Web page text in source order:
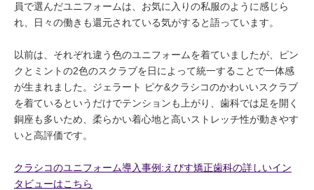
員で選んだユニフォームは、お気に入りの私服のように感じら
れ、日々の働きも還元されている気がすると語っています。
以前は、それぞれ違う色のユニフォームを着ていましたが、ピン
クとミントの2色のスクラブを日によって統一することで一体感
が生まれました。ジェラート ピケ&クラシコのかわいいスクラブ
を着ているというだけでテンションも上がり、歯科では足を開く
銅座も多いため、柔らかい着心地と高いストレッチ性が動きやす
いと高評価です。
クラシコのユニフォーム導入事例:えびす矯正歯科の詳しいイン
タビューはこちら